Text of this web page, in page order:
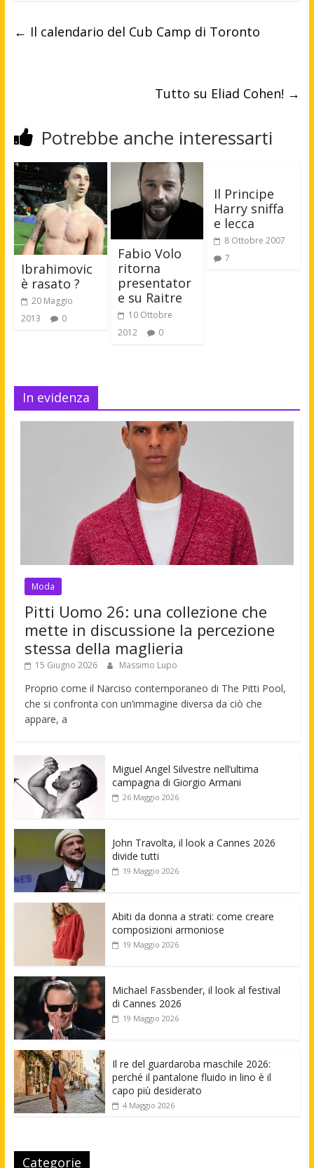
← Il calendario del Cub Camp di Toronto
Tutto su Eliad Cohen! →
Potrebbe anche interessarti
Ibrahimovic
è rasato ?
20 Maggio
2013
0
Fabio Volo
ritorna
presentator
e su Raitre
10 Ottobre
2012
0
Il Principe
Harry sniffa
e lecca
8 Ottobre 2007
7
In evidenza
Moda
Pitti Uomo 26: una collezione che
mette in discussione la percezione
stessa della maglieria
15 Giugno 2026 Massimo Lupo
Proprio come il Narciso contemporaneo di The Pitti Pool,
che si confronta con un’immagine diversa da ciò che
appare, a
Miguel Angel Silvestre nell’ultima
campagna di Giorgio Armani
26 Maggio 2026
John Travolta, il look a Cannes 2026
divide tutti
19 Maggio 2026
Abiti da donna a strati: come creare
composizioni armoniose
19 Maggio 2026
Michael Fassbender, il look al festival
di Cannes 2026
19 Maggio 2026
Il re del guardaroba maschile 2026:
perché il pantalone fluido in lino è il
capo più desiderato
4 Maggio 2026
Categorie